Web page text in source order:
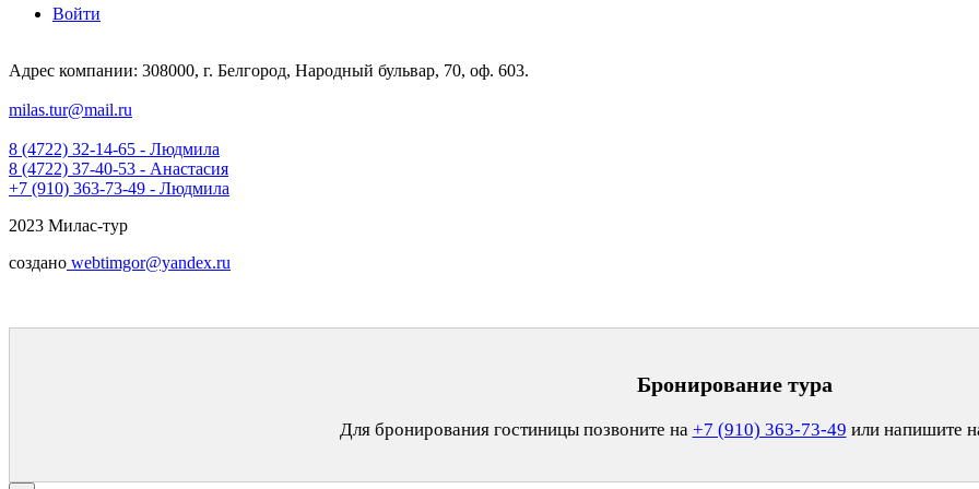
Войти
Адрес компании: 308000, г. Белгород, Народный бульвар, 70, оф. 603.
milas.tur@mail.ru
8 (4722) 32-14-65 - Людмила
8 (4722) 37-40-53 - Анастасия
+7 (910) 363-73-49 - Людмила
2023 Милас-тур
создано webtimgor@yandex.ru
Бронирование тура
Для бронирования гостиницы позвоните на +7 (910) 363-73-49 или напишите